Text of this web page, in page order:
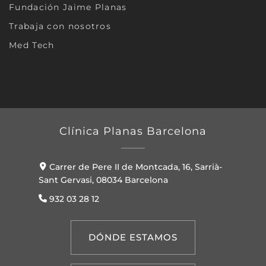
Fundación Jaime Planas
Trabaja con nosotros
Med Tech
Clínica Planas Barcelona
Carrer de Pere II de Montcada, 16, Sarrià-
Sant Gervasi, 08034 Barcelona
932 03 28 12
DÓNDE ESTAMOS